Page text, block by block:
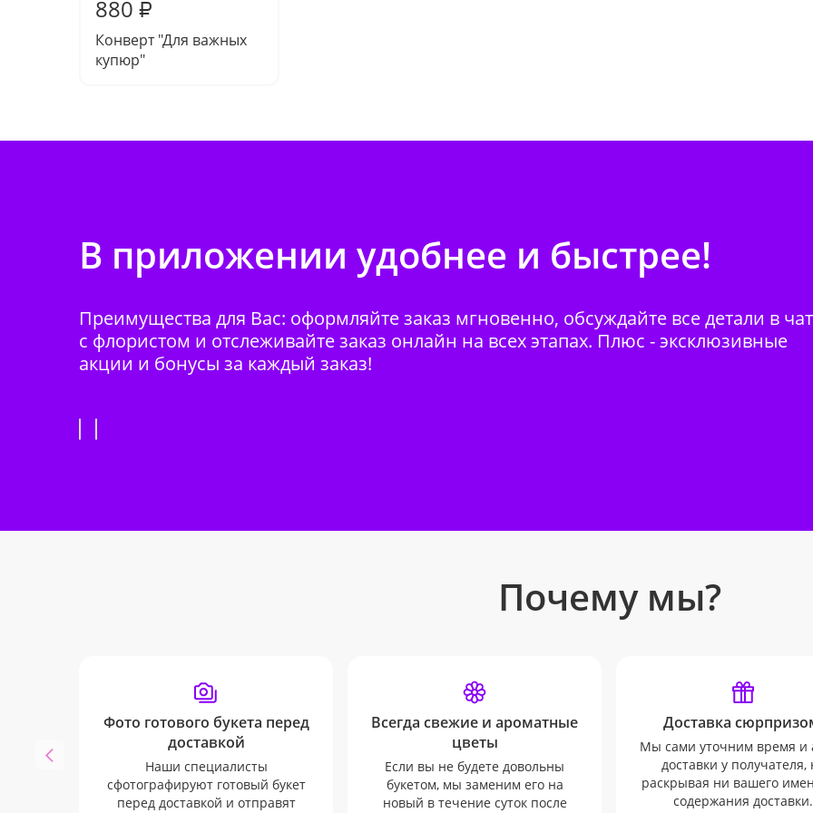
880 ₽
Конверт "Для важных
купюр"
В приложении удобнее и быстрее!
Преимущества для Вас: оформляйте заказ мгновенно, обсуждайте все детали в
с флористом и отслеживайте заказ онлайн на всех этапах. Плюс - эксклюзивные
акции и бонусы за каждый заказ!
Почему мы?
Фото готового букета перед
доставкой
Наши специалисты
сфотографируют готовый букет
перед доставкой и отправят
Всегда свежие и ароматные
цветы
Если вы не будете довольны
букетом, мы заменим его на
новый в течение суток после
Доставка
Мы сами уточним время и
доставки у получателя,
раскрывая ни вашего
содержания доставки.